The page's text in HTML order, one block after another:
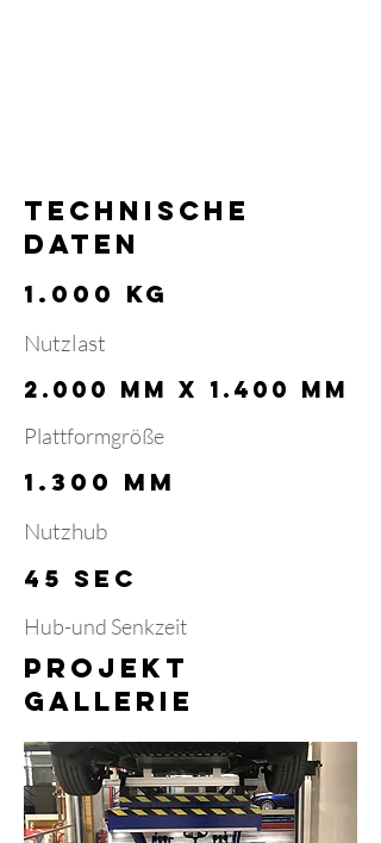
TECHNISCHE
DATEN
1.000 kg
Nutzlast
2.000 mm x 1.400 mm
Plattformgröße
1.300 mm
Nutzhub
45 SEC
Hub-und Senkzeit
Projekt
gallerie